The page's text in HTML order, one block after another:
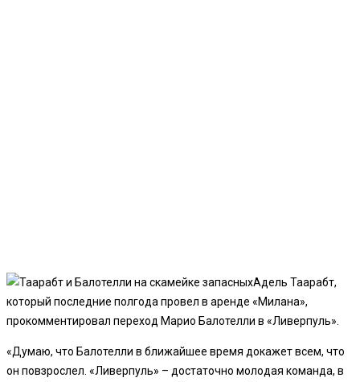
Адель Таарабт,
который последние полгода провел в аренде «Милана»,
прокомментировал переход Марио Балотелли в «Ливерпуль».
«Думаю, что Балотелли в ближайшее время докажет всем, что
он повзрослел. «Ливерпуль» – достаточно молодая команда, в